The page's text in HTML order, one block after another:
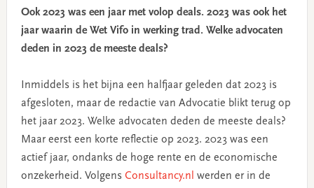
Ook 2023 was een jaar met volop deals. 2023 was ook het
jaar waarin de Wet Vifo in werking trad. Welke advocaten
deden in 2023 de meeste deals?
Inmiddels is het bijna een halfjaar geleden dat 2023 is
afgesloten, maar de redactie van Advocatie blikt terug op
het jaar 2023. Welke advocaten deden de meeste deals?
Maar eerst een korte reflectie op 2023. 2023 was een
actief jaar, ondanks de hoge rente en de economische
onzekerheid. Volgens Consultancy.nl werden er in de